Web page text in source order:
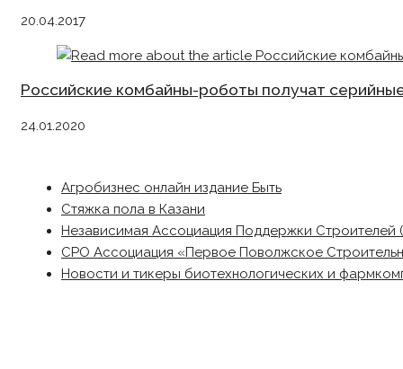
20.04.2017
Российские комбайны-роботы получат
24.01.2020
Агробизнес онлайн издание Быть
Стяжка пола в Казани
Независимая Ассоциация Поддержки Строителей
СРО Ассоциация «Первое Поволжское
Новости и тикеры биотехнологических и